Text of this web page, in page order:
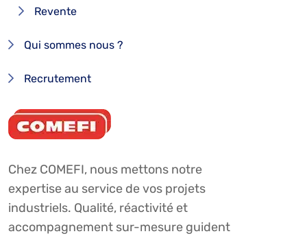
Revente
Qui sommes nous ?
Recrutement
Chez COMEFI, nous mettons notre
expertise au service de vos projets
industriels. Qualité, réactivité et
accompagnement sur-mesure guident